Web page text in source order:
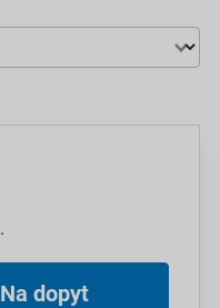
Na dopyt